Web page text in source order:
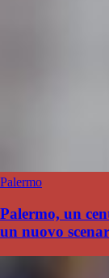
Palermo
Palermo, un
un nuovo